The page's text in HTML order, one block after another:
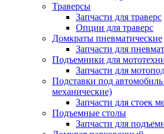
Траверсы
Запчасти для траверс
Опции для траверс
Домкраты пневматические
Запчасти для
Подъемники для
Запчасти для
Подставки под
механические)
Запчасти для стоек
Подъемные столы
Запчасти для